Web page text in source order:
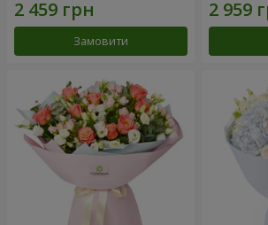
Замовити